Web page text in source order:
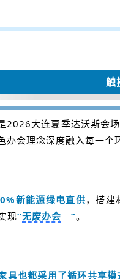
触
2026大连夏季达沃斯会
办会理念深度融入每一个
新能源绿电直供，搭建
现“无废办会 ”。
具也都采用了循环共享模